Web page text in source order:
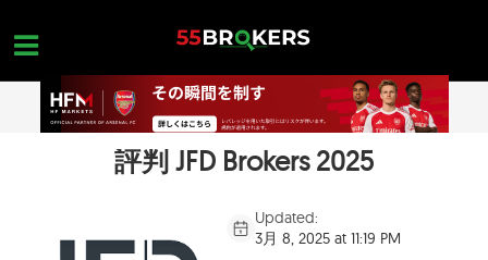
content
FX会社 詐欺
評判 JFD Brokers 2025
Updated:
3月 8, 2025 at 11:19 PM